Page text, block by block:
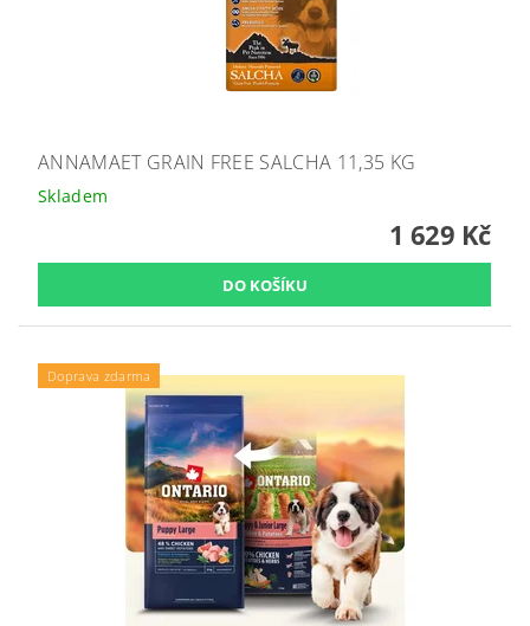
ANNAMAET GRAIN FREE SALCHA 11,35 KG
Skladem
1 629 Kč
Doprava zdarma